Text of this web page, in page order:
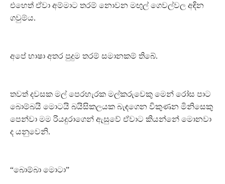
එහෙත් ඒවා අම්මාට තරම් නොවන මඟුල් ගෙවල්වල අඳින
ගවුම්ය.
අපේ භාෂා අතර පුදුම තරම් සමානකම් තිබේ.
තවත් දවසක මල් පෙරහැරක මල්කරුවෙකු මෙන් රෝස පාට
බොම්බයි මොටයි බයිසිකලයක බැඳගෙන විකුණන මිනිසෙකු
පෙන්වා මම රියදුරාගෙන් ඇසුවේ ඒවාට කියන්නේ මොනවා
ද යනුවෙනි.
“බොම්බා මොටා”